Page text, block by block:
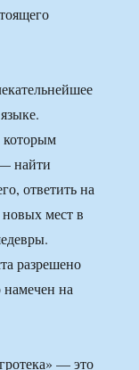
которым
найти
ответить на
мест в
разрешено
намечен на
— это